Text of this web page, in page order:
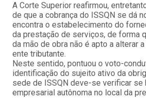
A Corte Superior reafirmou,
de que a cobrança do ISSQN se dá
encontra o estabelecimento do
da prestação de serviços, de forma
da mão de obra não é apto a alterar
ente tributante.
Neste sentido, pontuou o voto-
identificação do sujeito ativo da
sede de ISSQN deve-se verificar se
empresarial autônoma no local da